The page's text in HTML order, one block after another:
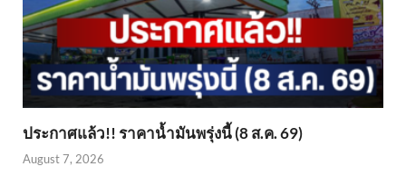
ประกาศแล้ว!! ราคาน้ำมันพรุ่งนี้ (8 ส.ค. 69)
August 7, 2026